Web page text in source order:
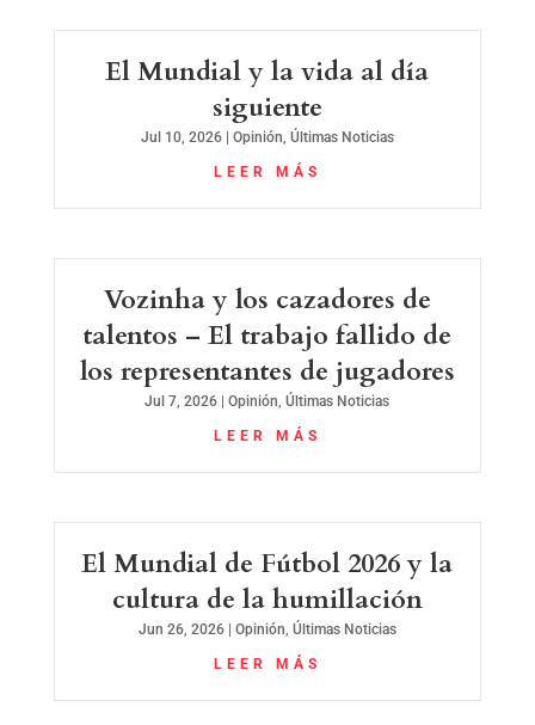
El Mundial y la vida al día
siguiente
Jul 10, 2026| Opinión Últimas Noticias
LEER MÁS
Vozinha y los cazadores de
talentos – El trabajo fallido de
los representantes de jugadores
Jul 7, 2026 |Opinión,Últimas Noticias
LEER MÁS
El Mundial de Fútbol 2026 y la
cultura de la humillación
Jun 26, 2026| Opinión, Últimas Noticias
LEER MÁS